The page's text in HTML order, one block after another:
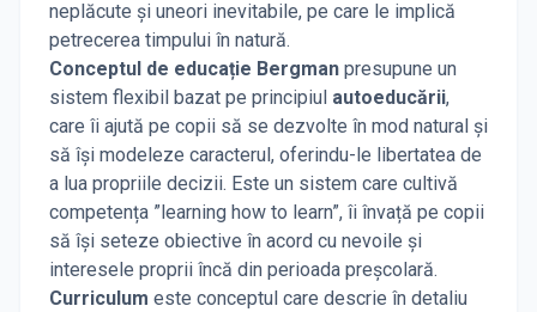
neplăcute și uneori inevitabile, pe care le implică
petrecerea timpului în natură.
Conceptul de educație Bergman presupune un
sistem flexibil bazat pe principiul autoeducării,
care îi ajută pe copii să se dezvolte în mod natural și
să își modeleze caracterul, oferindu-le libertatea de
a lua propriile decizii. Este un sistem care cultivă
competența ”learning how to learn”, îi învață pe copii
să își seteze obiective în acord cu nevoile și
interesele proprii încă din perioada preșcolară.
Curriculum este conceptul care descrie în detaliu